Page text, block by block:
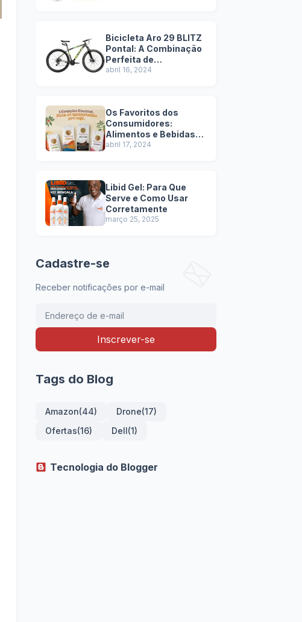
Bicicleta Aro 29 BLITZ
Pontal: A Combinação
Perfeita de
Durabilidade e Estilo -
abril 16, 2024
Os Favoritos dos
Consumidores:
Alimentos e Bebidas
Mais Vendidos na
abril 17, 2024
Libid Gel: Para Que
Serve e Como Usar
Corretamente
março 25, 2025
Cadastre-se
Receber notificações por e-mail
Tags do Blog
Amazon(44) Drone(17)
Ofertas(16) Dell(1)
Tecnologia do Blogger